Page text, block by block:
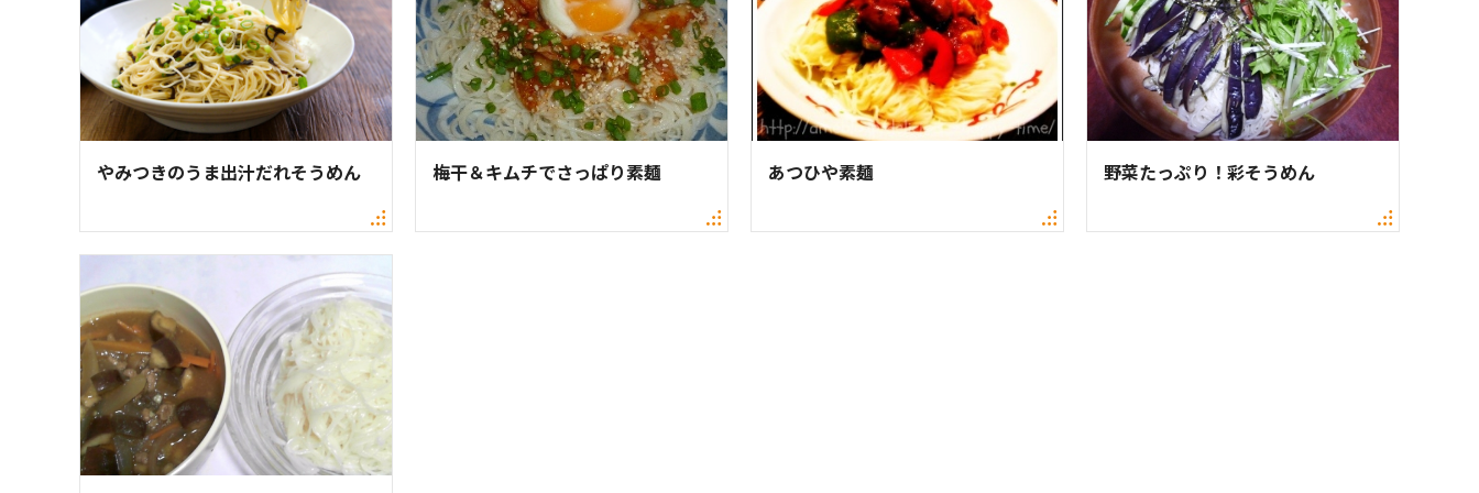
やみつきのうま出汁だれそうめん 梅干＆キムチでさっぱり素麺 あつひや素麺 野菜たっぷり！彩そうめん